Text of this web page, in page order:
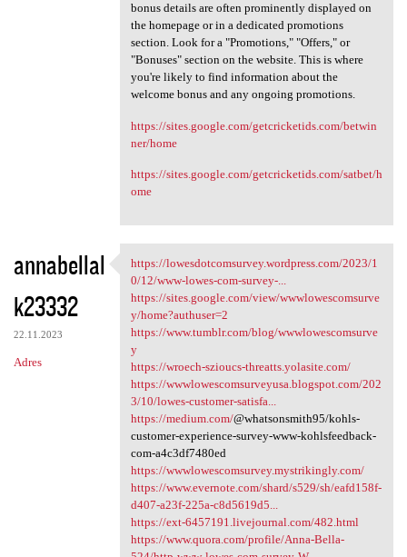
bonus details are often prominently displayed on
the homepage or in a dedicated promotions
section. Look for a "Promotions," "Offers," or
"Bonuses" section on the website. This is where
you're likely to find information about the
welcome bonus and any ongoing promotions.
https://sites.google.com/getcricketids.com/betwin
ner/home
https://sites.google.com/getcricketids.com/satbet/h
ome
annabellal
k23332
22.11.2023
Adres
https://lowesdotcomsurvey
https://lowesdotcomsurvey.wordpress.com/2023/1
0/12/www-lowes-com-survey-...
https://sites.google.com/view/wwwlowescomsurve
y/home?authuser=2
https://www.tumblr.com/blog/wwwlowescomsurve
y
https://wroech-szioucs-threatts.yolasite.com/
https://wwwlowescomsurveyusa.blogspot.com/202
3/10/lowes-customer-satisfa...
https://medium.com/@whatsonsmith95/kohls-
customer-experience-survey-www-kohlsfeedback-
com-a4c3df7480ed
https://wwwlowescomsurvey.mystrikingly.com/
https://www.evernote.com/shard/s529/sh/eafd158f-
d407-a23f-225a-c8d5619d5...
https://ext-6457191.livejournal.com/482.html
https://www.quora.com/profile/Anna-Bella-